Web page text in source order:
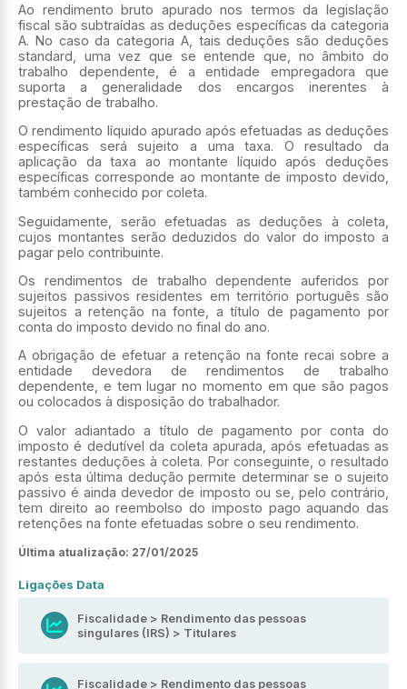
Ao rendimento bruto apurado nos termos da legislação
fiscal são subtraídas as deduções específicas da categoria
A. No caso da categoria A, tais deduções são deduções
standard, uma vez que se entende que, no âmbito do
trabalho dependente, é a entidade empregadora que
suporta a generalidade dos encargos inerentes à
prestação de trabalho.
O rendimento líquido apurado após efetuadas as deduções
específicas será sujeito a uma taxa. O resultado da
aplicação da taxa ao montante líquido após deduções
específicas corresponde ao montante de imposto devido,
também conhecido por coleta.
Seguidamente, serão efetuadas as deduções à coleta,
cujos montantes serão deduzidos do valor do imposto a
pagar pelo contribuinte.
Os rendimentos de trabalho dependente auferidos por
sujeitos passivos residentes em território português são
sujeitos a retenção na fonte, a título de pagamento por
conta do imposto devido no final do ano.
A obrigação de efetuar a retenção na fonte recai sobre a
entidade devedora de rendimentos de trabalho
dependente, e tem lugar no momento em que são pagos
ou colocados à disposição do trabalhador.
O valor adiantado a título de pagamento por conta do
imposto é dedutível da coleta apurada, após efetuadas as
restantes deduções à coleta. Por conseguinte, o resultado
após esta última dedução permite determinar se o sujeito
passivo é ainda devedor de imposto ou se, pelo contrário,
tem direito ao reembolso do imposto pago aquando das
retenções na fonte efetuadas sobre o seu rendimento.
Última atualização: 27/01/2025
Ligações Data
Fiscalidade > Rendimento das pessoas
singulares (IRS) > Titulares
Fiscalidade > Rendimento das pessoas